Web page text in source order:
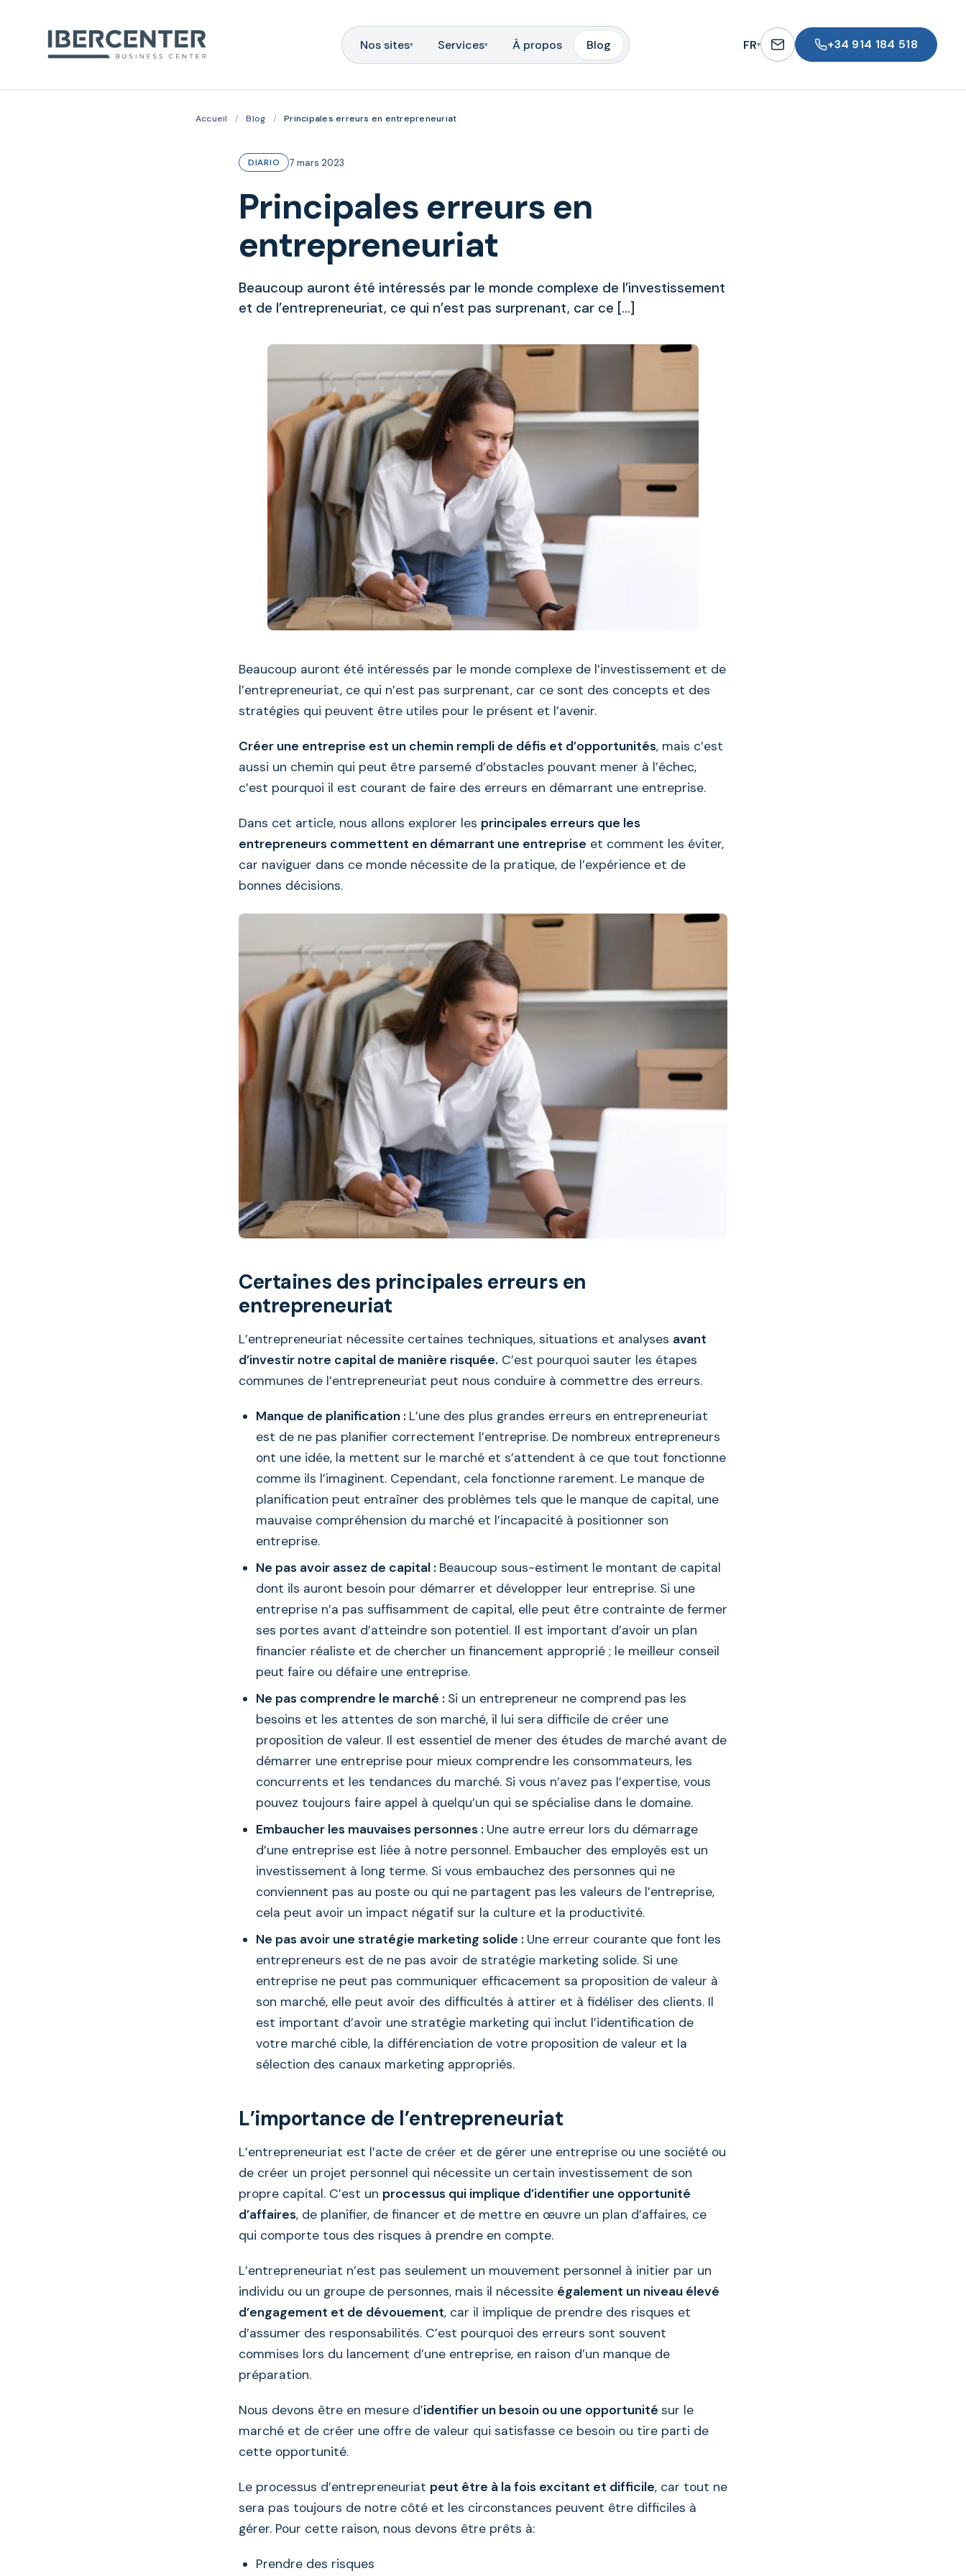
Nos sites▾ Services▾ À propos Blog FR▾ +34 914 184 518
Accueil / Blog / Principales erreurs en entrepreneuriat
DIARIO 7 mars 2023
Principales erreurs en
entrepreneuriat
Beaucoup auront été intéressés par le monde complexe de l’investissement
et de l’entrepreneuriat, ce qui n’est pas surprenant, car ce […]
Beaucoup auront été intéressés par le monde complexe de l’investissement et de
l’entrepreneuriat, ce qui n’est pas surprenant, car ce sont des concepts et des
stratégies qui peuvent être utiles pour le présent et l’avenir.
Créer une entreprise est un chemin rempli de défis et d’opportunités, mais c’est
aussi un chemin qui peut être parsemé d’obstacles pouvant mener à l’échec,
c’est pourquoi il est courant de faire des erreurs en démarrant une entreprise.
Dans cet article, nous allons explorer les principales erreurs que les
entrepreneurs commettent en démarrant une entreprise et comment les éviter,
car naviguer dans ce monde nécessite de la pratique, de l’expérience et de
bonnes décisions.
Certaines des principales erreurs en
entrepreneuriat
L’entrepreneuriat nécessite certaines techniques, situations et analyses avant
d’investir notre capital de manière risquée. C’est pourquoi sauter les étapes
communes de l’entrepreneuriat peut nous conduire à commettre des erreurs.
Manque de planification : L’une des plus grandes erreurs en entrepreneuriat
est de ne pas planifier correctement l’entreprise. De nombreux entrepreneurs
ont une idée, la mettent sur le marché et s’attendent à ce que tout fonctionne
comme ils l’imaginent. Cependant, cela fonctionne rarement. Le manque de
planification peut entraîner des problèmes tels que le manque de capital, une
mauvaise compréhension du marché et l’incapacité à positionner son
entreprise.
Ne pas avoir assez de capital : Beaucoup sous-estiment le montant de capital
dont ils auront besoin pour démarrer et développer leur entreprise. Si une
entreprise n’a pas suffisamment de capital, elle peut être contrainte de fermer
ses portes avant d’atteindre son potentiel. Il est important d’avoir un plan
financier réaliste et de chercher un financement approprié ; le meilleur conseil
peut faire ou défaire une entreprise.
Ne pas comprendre le marché : Si un entrepreneur ne comprend pas les
besoins et les attentes de son marché, il lui sera difficile de créer une
proposition de valeur. Il est essentiel de mener des études de marché avant de
démarrer une entreprise pour mieux comprendre les consommateurs, les
concurrents et les tendances du marché. Si vous n’avez pas l’expertise, vous
pouvez toujours faire appel à quelqu’un qui se spécialise dans le domaine.
Embaucher les mauvaises personnes : Une autre erreur lors du démarrage
d’une entreprise est liée à notre personnel. Embaucher des employés est un
investissement à long terme. Si vous embauchez des personnes qui ne
conviennent pas au poste ou qui ne partagent pas les valeurs de l’entreprise,
cela peut avoir un impact négatif sur la culture et la productivité.
Ne pas avoir une stratégie marketing solide : Une erreur courante que font les
entrepreneurs est de ne pas avoir de stratégie marketing solide. Si une
entreprise ne peut pas communiquer efficacement sa proposition de valeur à
son marché, elle peut avoir des difficultés à attirer et à fidéliser des clients. Il
est important d’avoir une stratégie marketing qui inclut l’identification de
votre marché cible, la différenciation de votre proposition de valeur et la
sélection des canaux marketing appropriés.
L’importance de l’entrepreneuriat
L’entrepreneuriat est l’acte de créer et de gérer une entreprise ou une société ou
de créer un projet personnel qui nécessite un certain investissement de son
propre capital. C’est un processus qui implique d’identifier une opportunité
d’affaires, de planifier, de financer et de mettre en œuvre un plan d’affaires, ce
qui comporte tous des risques à prendre en compte.
L’entrepreneuriat n’est pas seulement un mouvement personnel à initier par un
individu ou un groupe de personnes, mais il nécessite également un niveau élevé
d’engagement et de dévouement, car il implique de prendre des risques et
d’assumer des responsabilités. C’est pourquoi des erreurs sont souvent
commises lors du lancement d’une entreprise, en raison d’un manque de
préparation.
Nous devons être en mesure d’identifier un besoin ou une opportunité sur le
marché et de créer une offre de valeur qui satisfasse ce besoin ou tire parti de
cette opportunité.
Le processus d’entrepreneuriat peut être à la fois excitant et difficile, car tout ne
sera pas toujours de notre côté et les circonstances peuvent être difficiles à
gérer. Pour cette raison, nous devons être prêts à:
Prendre des risques